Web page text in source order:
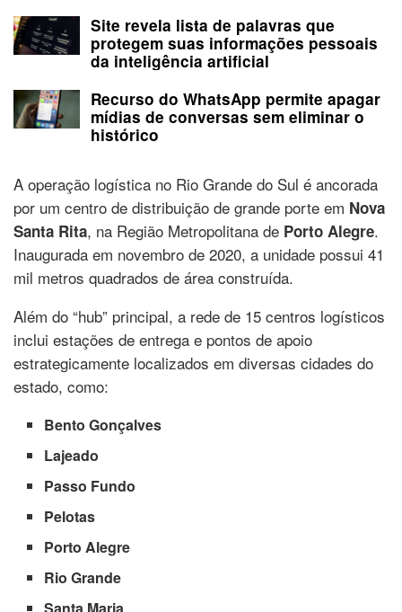
Site revela lista de palavras que
protegem suas informações pessoais
da inteligência artificial
Recurso do WhatsApp permite apagar
mídias de conversas sem eliminar o
histórico
A operação logística no Rio Grande do Sul é ancorada
por um centro de distribuição de grande porte em Nova
Santa Rita, na Região Metropolitana de Porto Alegre.
Inaugurada em novembro de 2020, a unidade possui 41
mil metros quadrados de área construída.
Além do “hub” principal, a rede de 15 centros logísticos
inclui estações de entrega e pontos de apoio
estrategicamente localizados em diversas cidades do
estado, como:
Bento Gonçalves
Lajeado
Passo Fundo
Pelotas
Porto Alegre
Rio Grande